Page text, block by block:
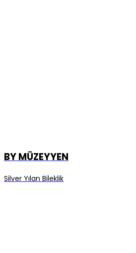
BY MÜZEYYEN
Silver Yılan Bileklik